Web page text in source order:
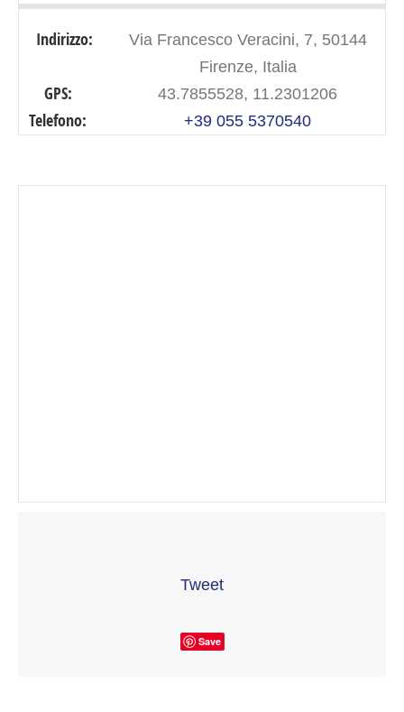
Indirizzo:
Via Francesco Veracini, 7, 50144
Firenze, Italia
GPS: 43.7855528, 11.2301206
Telefono: +39 055 5370540
Tweet
Save